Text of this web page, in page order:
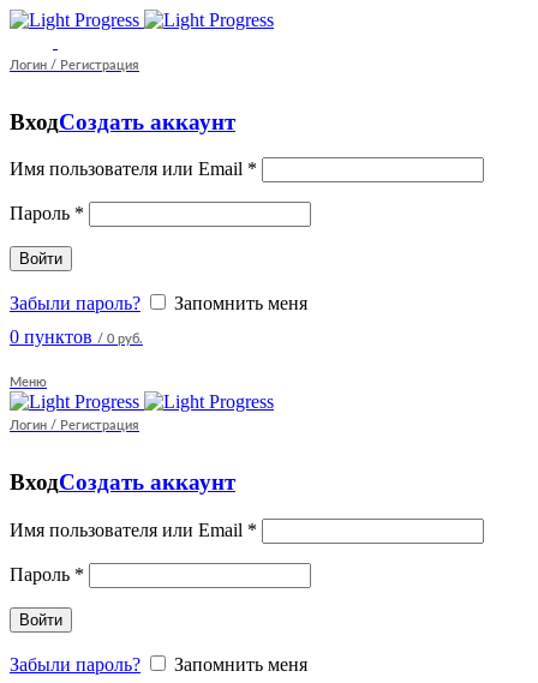
Логин / Регистрация
ВходСоздать аккаунт
Имя пользователя или Email *
Пароль *
Войти
Забыли пароль?
Запомнить меня
0 пунктов / 0 руб.
Меню
Логин / Регистрация
ВходСоздать аккаунт
Имя пользователя или Email *
Пароль *
Войти
Забыли пароль?
Запомнить меня